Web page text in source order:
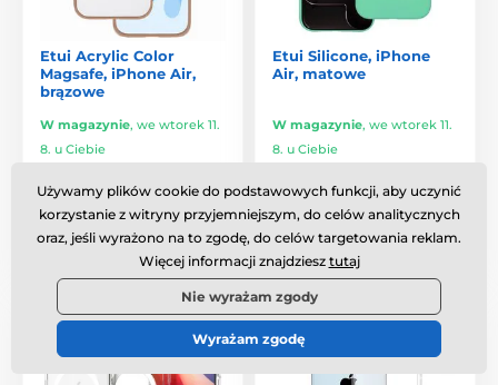
Etui Acrylic Color
Magsafe, iPhone Air,
brązowe
W magazynie, we wtorek 11.
8. u Ciebie
37.5 zł
Porównaj
Etui Silicone, iPhone
Air, matowe
W magazynie, we wtorek 11.
8. u Ciebie
30.7 zł
Porównaj
-43%
Podstawowa
Używamy plików cookie do podstawowych funkcji, aby uczynić
korzystanie z witryny przyjemniejszym, do celów analitycznych
oraz, jeśli wyrażono na to zgodę, do celów targetowania reklam.
Więcej informacji znajdziesz tutaj
Nie wyrażam zgody
Wyrażam zgodę